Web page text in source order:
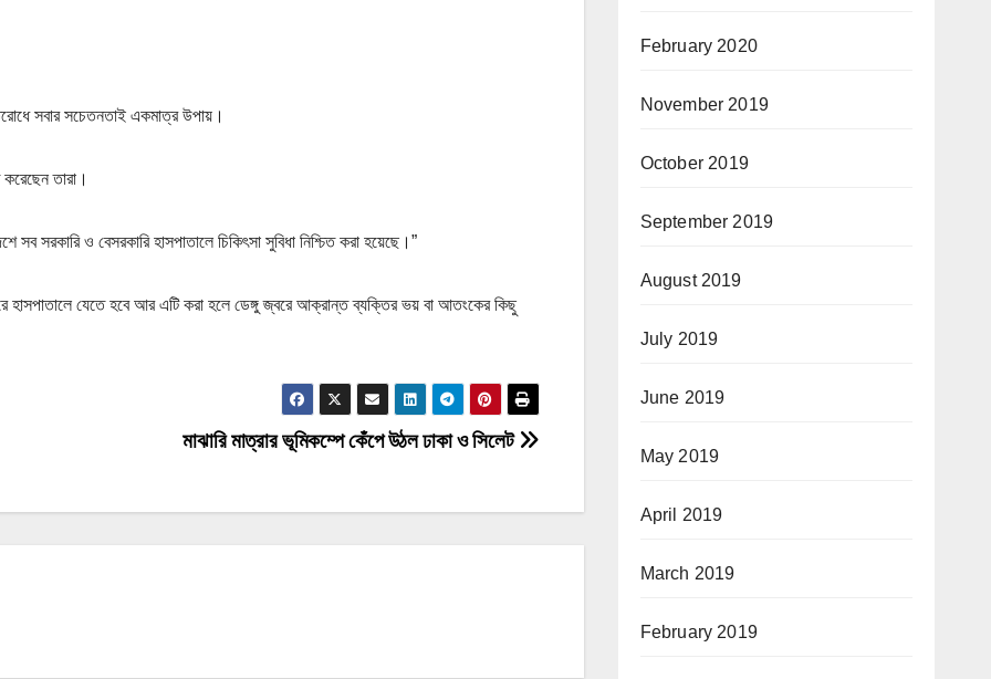
সবার সচেতনতাই একমাত্র উপায়।
করেছেন তারা।
সরকারি ও বেসরকারি হাসপাতালে চিকিৎসা সুবিধা নিশ্চিত করা হয়েছে।”
হাসপাতালে যেতে হবে আর এটি করা হলে ডেঙ্গু জ্বরে আক্রান্ত ব্যক্তির ভয় বা আতংকের কিছু
মাঝারি মাত্রার ভূমিকম্পে কেঁপে উঠল ঢাকা ও সিলেট
February 2020
November 2019
October 2019
September 2019
August 2019
July 2019
June 2019
May 2019
April 2019
March 2019
February 2019